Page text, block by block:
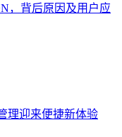
，背后原因及用户应
理迎来便捷新体验